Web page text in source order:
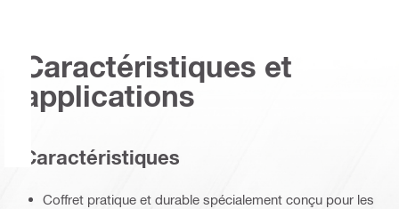
Caractéristiques et
applications
Caractéristiques
Coffret pratique et durable spécialement conçu pour les